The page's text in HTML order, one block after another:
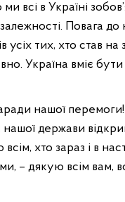
всі в Україні
Повага до
усіх тих, хто став
Україна вміє
нашої
нашої держави
хто зараз і в
– дякую всім вам,